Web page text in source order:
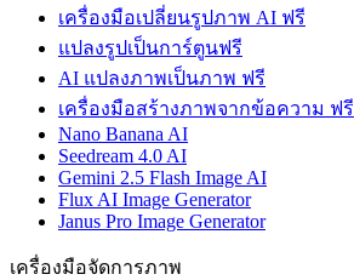
เครื่องมือเปลี่ยนรูปภาพ AI ฟรี
แปลงรูปเป็นการ์ตูนฟรี
AI แปลงภาพเป็นภาพ ฟรี
เครื่องมือสร้างภาพจากข้อความ ฟรี
Nano Banana AI
Seedream 4.0 AI
Gemini 2.5 Flash Image AI
Flux AI Image Generator
Janus Pro Image Generator
เครื่องมือจัดการภาพ